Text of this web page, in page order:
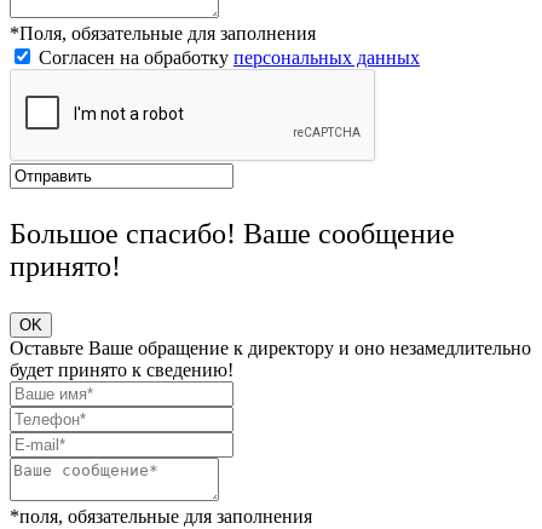
*Поля, обязательные для заполнения
Согласен на обработку персональных данных
Большое спасибо! Ваше сообщение
принято!
OK
Оставьте Ваше обращение к директору и оно незамедлительно
будет принято к сведению!
*поля, обязательные для заполнения